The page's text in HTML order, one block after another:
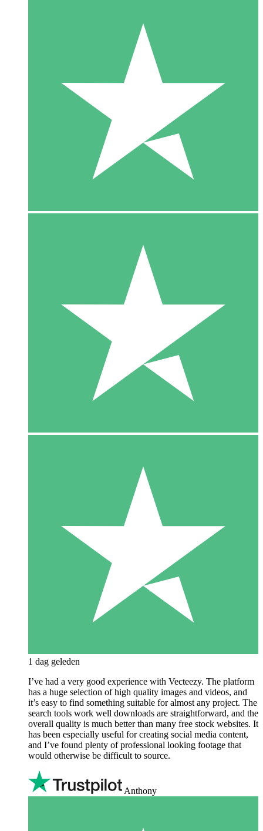
1 dag geleden
I’ve had a very good experience with Vecteezy. The platform
has a huge selection of high quality images and videos, and
it’s easy to find something suitable for almost any project. The
search tools work well downloads are straightforward, and the
overall quality is much better than many free stock websites. It
has been especially useful for creating social media content,
and I’ve found plenty of professional looking footage that
would otherwise be difficult to source.
Anthony